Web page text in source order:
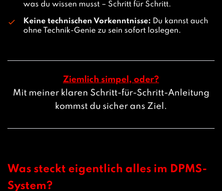
was du wissen musst – Schritt für Schritt.
Keine technischen Vorkenntnisse: Du kannst auch
ohne Technik-Genie zu sein sofort loslegen.
Ziemlich simpel, oder?
Mit meiner klaren Schritt-für-Schritt-Anleitung
kommst du sicher ans Ziel.
Was steckt eigentlich alles im DPMS-
System?